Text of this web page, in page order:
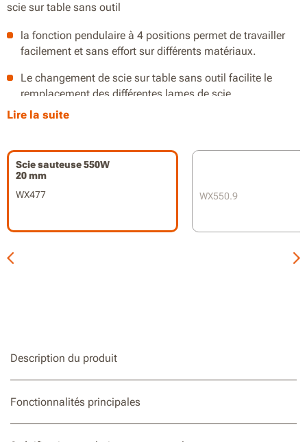
scie sur table sans outil
la fonction pendulaire à 4 positions permet de travailler
facilement et sans effort sur différents matériaux.
Le changement de scie sur table sans outil facilite le
remplacement des différentes lames de scie.
La vitesse variable assure un meilleur contrôle avec un
jusqu'à 45°.
L'aspiration intégrée des poussières permet de scier sans
poussière tout en gardant une vue claire sur la ligne de
Lire la suite
Scie sauteuse 550W
20 mm
WX477
WX550.9
Description du produit
Fonctionnalités principales